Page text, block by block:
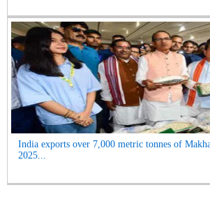
India exports over 7,000 metric tonnes of
2025...